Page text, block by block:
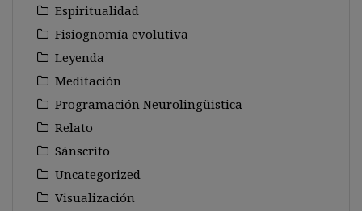
Espiritualidad
Fisiognomía evolutiva
Leyenda
Meditación
Programación Neurolingüistica
Relato
Sánscrito
Uncategorized
Visualización